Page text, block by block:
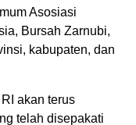
Asosiasi
Bursah Zarnubi,
kabupaten, dan
akan terus
telah disepakati